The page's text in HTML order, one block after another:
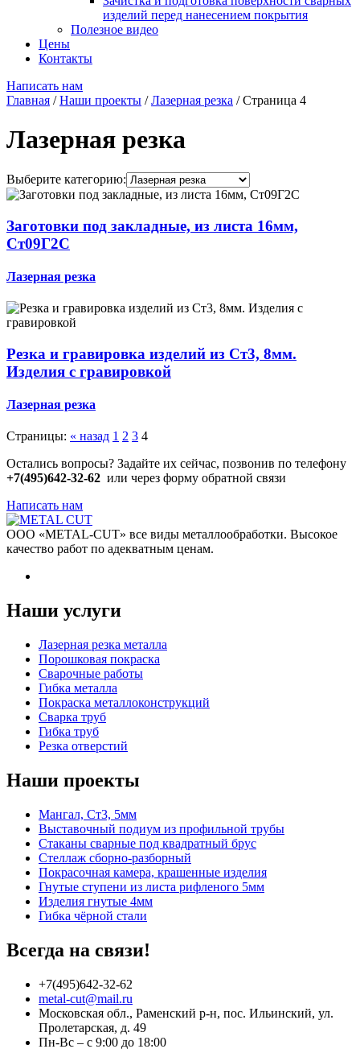
изделий перед нанесением покрытия
Полезное видео
Цены
Контакты
Написать нам
Главная /Наши проекты /Лазерная резка /Страница 4
Лазерная резка
Выберите категорию:
Заготовки под закладные, из листа 16мм,
Ст09Г2С
Лазерная резка
Резка и гравировка изделий из Ст3, 8мм.
Изделия с гравировкой
Лазерная резка
Страницы: « назад 1 2 3 4
Остались вопросы? Задайте их сейчас, позвонив по телефону
+7(495)642-32-62 или через форму обратной связи
Написать нам
ООО «METAL-CUT» все виды металлообработки. Высокое
качество работ по адекватным ценам.
Наши услуги
Лазерная резка металла
Порошковая покраска
Сварочные работы
Гибка металла
Покраска металлоконструкций
Сварка труб
Гибка труб
Резка отверстий
Наши проекты
Мангал, Ст3, 5мм
Выставочный подиум из профильной трубы
Стаканы сварные под квадратный брус
Стеллаж сборно-разборный
Покрасочная камера, крашенные изделия
Гнутые ступени из листа рифленого 5мм
Изделия гнутые 4мм
Гибка чёрной стали
Всегда на связи!
+7(495)642-32-62
metal-cut@mail.ru
Московская обл., Раменский р-н, пос. Ильинский, ул.
Пролетарская, д. 49
Пн-Вс – с 9:00 до 18:00